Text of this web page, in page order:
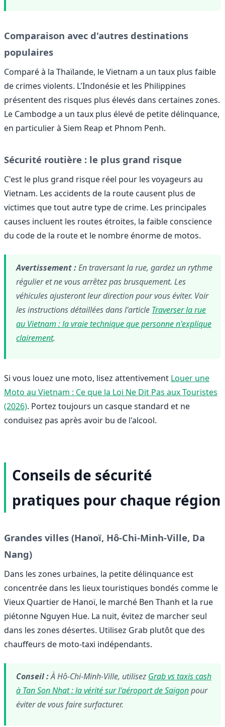
Comparaison avec d'autres destinations
populaires
Comparé à la Thaïlande, le Vietnam a un taux plus faible
de crimes violents. L'Indonésie et les Philippines
présentent des risques plus élevés dans certaines zones.
Le Cambodge a un taux plus élevé de petite délinquance,
en particulier à Siem Reap et Phnom Penh.
Sécurité routière : le plus grand risque
C'est le plus grand risque réel pour les voyageurs au
Vietnam. Les accidents de la route causent plus de
victimes que tout autre type de crime. Les principales
causes incluent les routes étroites, la faible conscience
du code de la route et le nombre énorme de motos.
Avertissement :En traversant la rue, gardez un rythme
régulier et ne vous arrêtez pas brusquement. Les
véhicules ajusteront leur direction pour vous éviter. Voir
les instructions détaillées dans l'article Traverser la rue
au Vietnam : la vraie technique que personne n'explique
clairement.
Si vous louez une moto, lisez attentivement Louer une
Moto au Vietnam : Ce que la Loi Ne Dit Pas aux Touristes
(2026). Portez toujours un casque standard et ne
conduisez pas après avoir bu de l'alcool.
Conseils de sécurité
pratiques pour chaque région
Grandes villes (Hanoï, Hô-Chi-Minh-Ville, Da
Nang)
Dans les zones urbaines, la petite délinquance est
concentrée dans les lieux touristiques bondés comme le
Vieux Quartier de Hanoï, le marché Ben Thanh et la rue
piétonne Nguyen Hue. La nuit, évitez de marcher seul
dans les zones désertes. Utilisez Grab plutôt que des
chauffeurs de moto-taxi indépendants.
Conseil :À Hô-Chi-Minh-Ville, utilisez Grab vs taxis cash
à Tan Son Nhat : la vérité sur l'aéroport de Saïgonpour
éviter de vous faire surfacturer.